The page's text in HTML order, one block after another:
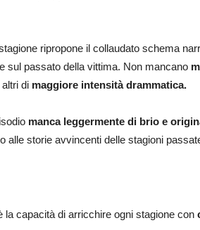
ripropone il collaudato schema
e sul passato della vittima. Non mancano
di maggiore intensità drammatica.
manca leggermente di brio e
alle storie avvincenti delle stagioni
capacità di arricchire ogni stagione con